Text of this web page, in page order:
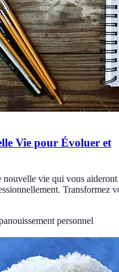
Vie pour Évoluer et
vie qui vous aideront
Transformez
personnel